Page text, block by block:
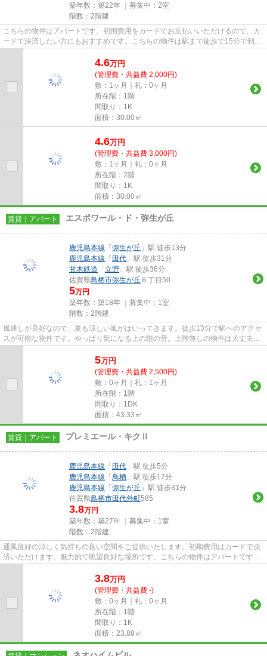
築年数：築22年 ｜募集中： 2室
階数：2階建
こちらの物件はアパートです。初期費用をカードでお支払いいただけるので、カ
ードで決済したい方にもおすすめです。こちらの物件は駅まで徒歩で15分で到着
します。2駅利用可能でアクセ...
4.6万円
(管理費・共益費 2,000円)
敷：1ヶ月｜礼：0ヶ月
所在階：1階
間取り：1K
面積：30.00㎡
4.6万円
(管理費・共益費 3,000円)
敷：1ヶ月｜礼：0ヶ月
所在階：2階
間取り：1K
面積：30.00㎡
賃貸｜アパート エスポワール・ド・弥生が丘
鹿児島本線 「弥生が丘 」駅 徒歩13分
鹿児島本線 「田代 」駅 徒歩31分
甘木鉄道 「立野 」駅 徒歩36分
佐賀県鳥栖市弥生が丘 ６丁目50
5万円
築年数：築18年 ｜募集中： 1室
階数：2階建
風通しが良好なので、夏も涼しい風がはいってきます。徒歩13分で駅へのアクセ
スが可能な物件です。やっぱり気になる上の階の音。上階無しの物件は大丈夫で
す。こちらの物件はアパート...
5万円
(管理費・共益費 2,500円)
敷：0ヶ月｜礼：1ヶ月
所在階：1階
間取り：1DK
面積：43.33㎡
賃貸｜アパート プレミエール・キクⅡ
鹿児島本線 「田代 」駅 徒歩5分
鹿児島本線 「鳥栖 」駅 徒歩17分
鹿児島本線 「弥生が丘 」駅 徒歩31分
佐賀県鳥栖市田代外町585
3.8万円
築年数：築27年 ｜募集中： 1室
階数：2階建
通風良好の涼しく気持ちの良い空間をご提供いたします。初期費用はカードで決
済いただけます。魅力的で眺望良好な場所です。こちらの物件はアパートです。
鳥栖市エリアにある賃貸情報...
3.8万円
(管理費・共益費 -)
敷：0ヶ月｜礼：0ヶ月
所在階：1階
間取り：1K
面積：23.88㎡